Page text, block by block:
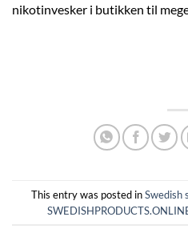
nikotinvesker i butikken til
This entry was posted inSwedish